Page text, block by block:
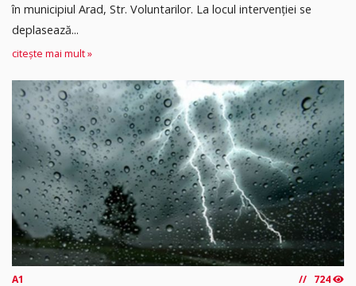
în municipiul Arad, Str. Voluntarilor. La locul intervenției se
deplasează...
citește mai mult »
A1 724